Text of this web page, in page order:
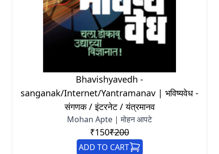
Bhavishyavedh -
sanganak/Internet/Yantramanav | भविष्यवेध -
संगणक / इंटरनेट / यंत्रमानव
Mohan Apte | मोहन आपटे
₹150₹200
ADD TO CART